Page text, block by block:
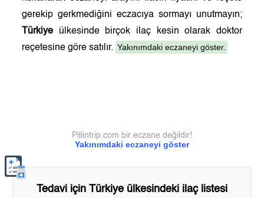
gerekip gerkmediğini eczacıya sormayı unutmayın;
Türkiye ülkesinde birçok ilaç kesin olarak doktor
reçetesine göre satılır. Yakınımdaki eczaneyi göster.
Yakınımdaki eczaneyi göster
Pillintrip.com bir eczane değildir!
Tedavi için Türkiye ülkesindeki ilaç listesi